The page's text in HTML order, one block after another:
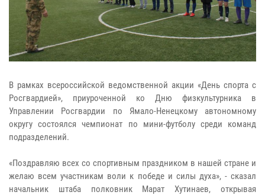
В рамках всероссийской ведомственной акции «День спорта с
Росгвардией», приуроченной ко Дню физкультурника в
Управлении Росгвардии по Ямало-Ненецкому автономному
округу состоялся чемпионат по мини-футболу среди команд
подразделений.
«Поздравляю всех со спортивным праздником в нашей стране и
желаю всем участникам воли к победе и силы духа», - сказал
начальник штаба полковник Марат Хутинаев, открывая